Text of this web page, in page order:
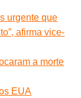
urgente que
afirma vice-
a morte
EUA